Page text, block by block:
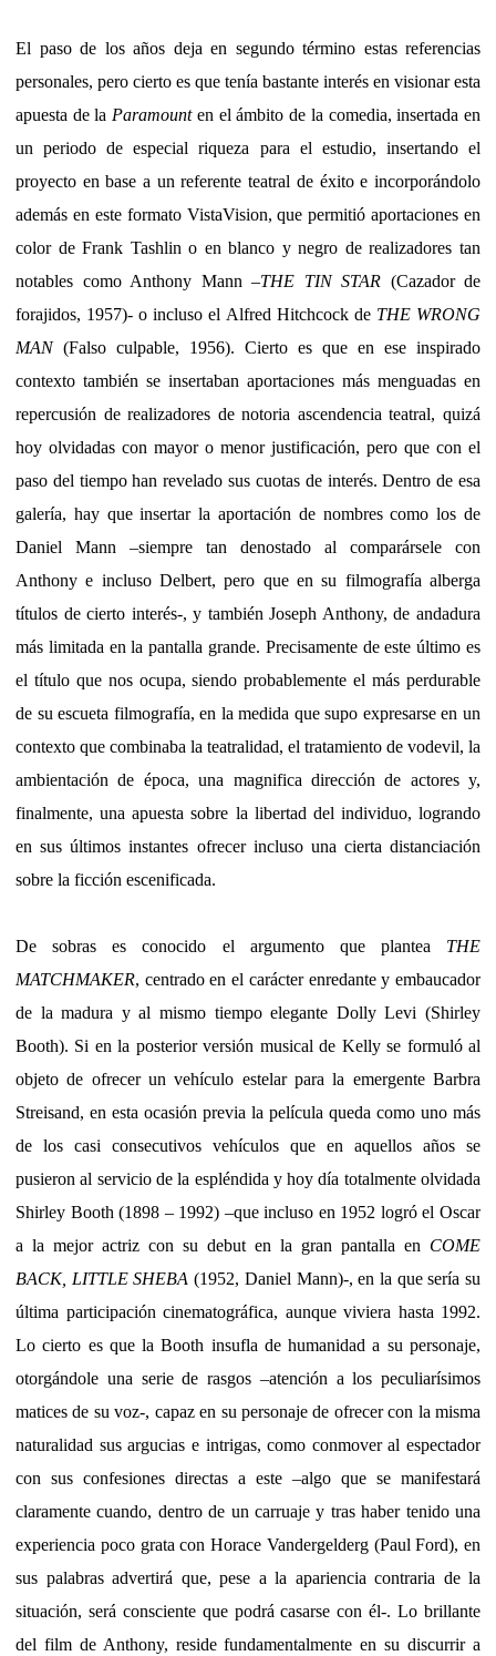
El paso de los años deja en segundo término estas referencias
personales, pero cierto es que tenía bastante interés en visionar esta
apuesta de la Paramounten el ámbito de la comedia, insertada en
un periodo de especial riqueza para el estudio, insertando el
proyecto en base a un referente teatral de éxito e incorporándolo
además en este formato VistaVision, que permitió aportaciones en
color de Frank Tashlin o en blanco y negro de realizadores tan
notables como Anthony Mann –THE TIN STAR (Cazador de
forajidos, 1957)- o incluso el Alfred Hitchcock de THE WRONG
MAN(Falso culpable, 1956). Cierto es que en ese inspirado
contexto también se insertaban aportaciones más menguadas en
repercusión de realizadores de notoria ascendencia teatral, quizá
hoy olvidadas con mayor o menor justificación, pero que con el
paso del tiempo han revelado sus cuotas de interés. Dentro de esa
galería, hay que insertar la aportación de nombres como los de
Daniel Mann –siempre tan denostado al comparársele con
Anthony e incluso Delbert, pero que en su filmografía alberga
títulos de cierto interés-, y también Joseph Anthony, de andadura
más limitada en la pantalla grande. Precisamente de este último es
el título que nos ocupa, siendo probablemente el más perdurable
de su escueta filmografía, en la medida que supo expresarse en un
contexto que combinaba la teatralidad, el tratamiento de vodevil, la
ambientación de época, una magnifica dirección de actores y,
finalmente, una apuesta sobre la libertad del individuo, logrando
en sus últimos instantes ofrecer incluso una cierta distanciación
sobre la ficción escenificada.
De sobras es conocido el argumento que plantea THE
MATCHMAKER, centrado en el carácter enredante y embaucador
de la madura y al mismo tiempo elegante Dolly Levi (Shirley
Booth). Si en la posterior versión musical de Kelly se formuló al
objeto de ofrecer un vehículo estelar para la emergente Barbra
Streisand, en esta ocasión previa la película queda como uno más
de los casi consecutivos vehículos que en aquellos años se
pusieron al servicio de la espléndida y hoy día totalmente olvidada
Shirley Booth (1898 – 1992) –que incluso en 1952 logró el Oscar
a la mejor actriz con su debut en la gran pantalla en COME
BACK, LITTLE SHEBA (1952, Daniel Mann)-, en la que sería su
última participación cinematográfica, aunque viviera hasta 1992.
Lo cierto es que la Booth insufla de humanidad a su personaje,
otorgándole una serie de rasgos –atención a los peculiarísimos
matices de su voz-, capaz en su personaje de ofrecer con la misma
naturalidad sus argucias e intrigas, como conmover al espectador
con sus confesiones directas a este –algo que se manifestará
claramente cuando, dentro de un carruaje y tras haber tenido una
experiencia poco grata con Horace Vandergelderg (Paul Ford), en
sus palabras advertirá que, pese a la apariencia contraria de la
situación, será consciente que podrá casarse con él-. Lo brillante
del film de Anthony, reside fundamentalmente en su discurrir a